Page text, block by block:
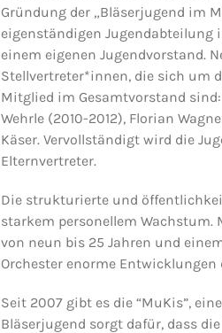
Gründung der „Bläserjugend im
eigenständigen Jugendabteilung
einem eigenen Jugendvorstand.
Stellvertreter*innen, die sich um
Mitglied im Gesamtvorstand
Wehrle (2010-2012), Florian
Käser. Vervollständigt wird die
Elternvertreter.
Die strukturierte und
starkem personellem
von neun bis 25 Jahren und
Orchester enorme Entwicklungen
Seit 2007 gibt es die “MuKis”,
Bläserjugend sorgt dafür, dass